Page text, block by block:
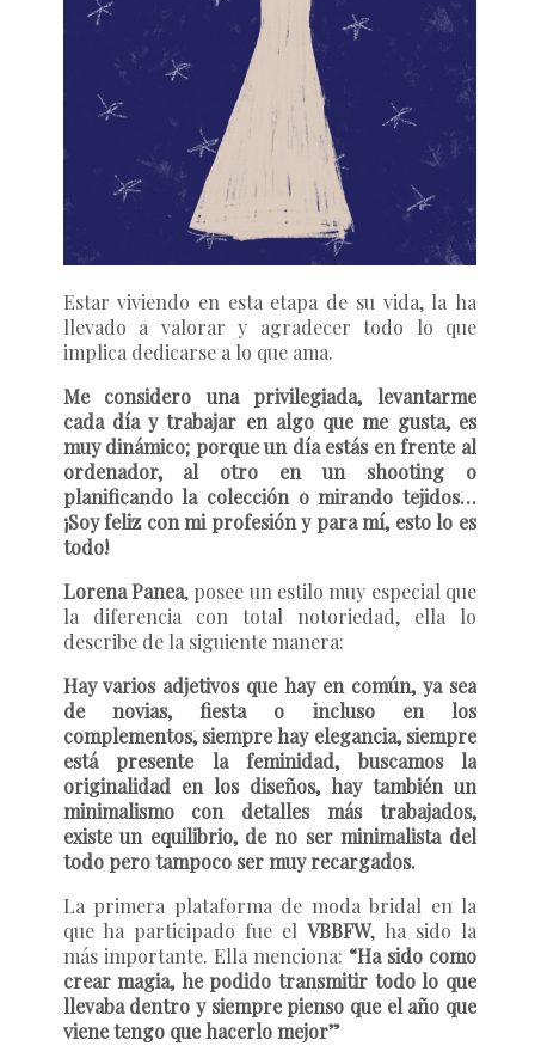
Estar viviendo en esta etapa de su vida, la ha
llevado a valorar y agradecer todo lo que
implica dedicarse a lo que ama.
Me considero una privilegiada, levantarme
cada día y trabajar en algo que me gusta, es
muy dinámico; porque un día estás en frente al
ordenador, al otro en un shooting o
planificando la colección o mirando tejidos…
¡Soy feliz con mi profesión y para mí, esto lo es
todo!
Lorena Panea, posee un estilo muy especial que
la diferencia con total notoriedad, ella lo
describe de la siguiente manera:
Hay varios adjetivos que hay en común, ya sea
de novias, fiesta o incluso en los
complementos, siempre hay elegancia, siempre
está presente la feminidad, buscamos la
originalidad en los diseños, hay también un
minimalismo con detalles más trabajados,
existe un equilibrio, de no ser minimalista del
todo pero tampoco ser muy recargados.
La primera plataforma de moda bridal en la
que ha participado fue elVBBFW, ha sido la
más importante. Ella menciona: “Ha sido como
crear magia, he podido transmitir todo lo que
llevaba dentro y siempre pienso que el año que
viene tengo que hacerlo mejor”